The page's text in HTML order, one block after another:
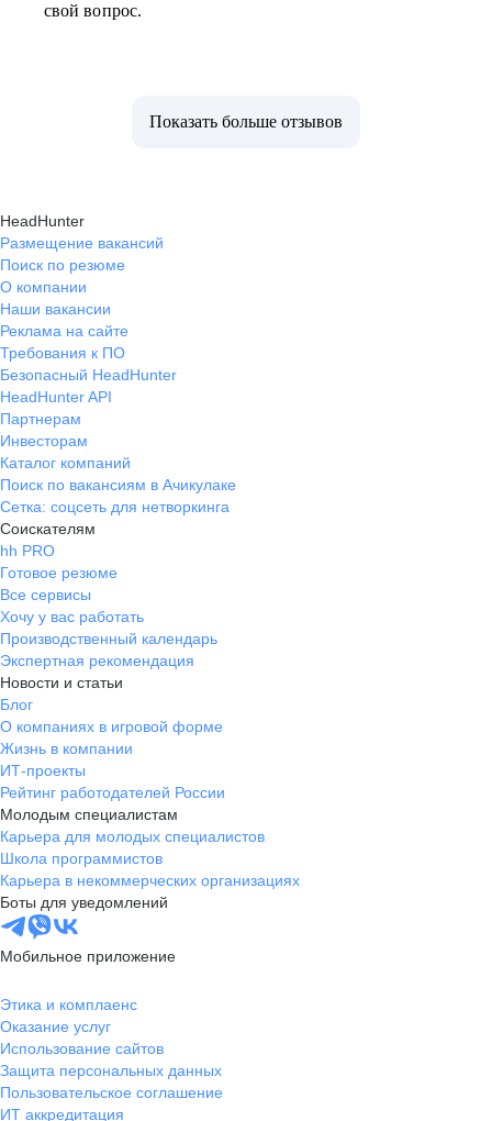
свой вопрос.
Показать больше отзывов
HeadHunter
Размещение вакансий
Поиск по резюме
О компании
Наши вакансии
Реклама на сайте
Требования к ПО
Безопасный HeadHunter
HeadHunter API
Партнерам
Инвесторам
Каталог компаний
Поиск по вакансиям в Ачикулаке
Сетка: соцсеть для нетворкинга
Соискателям
hh PRO
Готовое резюме
Все сервисы
Хочу у вас работать
Производственный календарь
Экспертная рекомендация
Новости и статьи
Блог
О компаниях в игровой форме
Жизнь в компании
ИТ-проекты
Рейтинг работодателей России
Молодым специалистам
Карьера для молодых специалистов
Школа программистов
Карьера в некоммерческих организациях
Боты для уведомлений
Мобильное приложение
Этика и комплаенс
Оказание услуг
Использование сайтов
Защита персональных данных
Пользовательское соглашение
ИТ аккредитация